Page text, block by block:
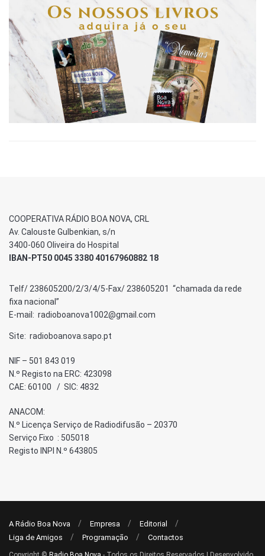
COOPERATIVA RÁDIO BOA NOVA, CRL
Av. Calouste Gulbenkian, s/n
3400-060 Oliveira do Hospital
IBAN-PT50 0045 3380 40167960882 18
Telf/ 238605200/2/3/4/5-Fax/ 238605201 “chamada da rede
fixa nacional”
E-mail: radioboanova1002@gmail.com
Site: radioboanova.sapo.pt
NIF – 501 843 019
N.º Registo na ERC: 423098
CAE: 60100 / SIC: 4832
ANACOM:
N.º Licença Serviço de Radiodifusão – 20370
Serviço Fixo : 505018
Registo INPI N.º 643805
A Rádio Boa Nova Empresa
Editorial
Liga de Amigos
Programação Contactos